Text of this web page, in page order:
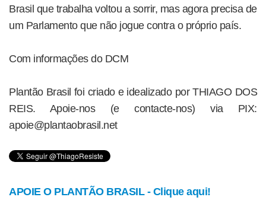
Brasil que trabalha voltou a sorrir, mas agora precisa de
um Parlamento que não jogue contra o próprio país.
Com informações do DCM
Plantão Brasil foi criado e idealizado por THIAGO DOS
REIS. Apoie-nos (e contacte-nos) via PIX:
apoie@plantaobrasil.net
APOIE O PLANTÃO BRASIL - Clique aqui!